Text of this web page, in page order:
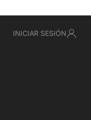
INICIAR SESIÓN